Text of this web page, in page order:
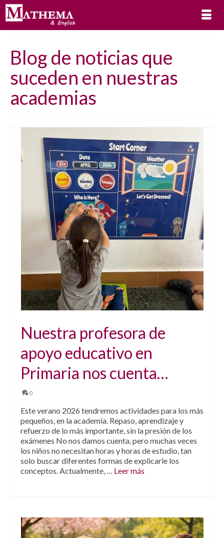
Blog de noticias que
suceden en nuestras
academias
Nuestra profesora de
apoyo educativo en
Primaria nos cuenta…
0
Este verano 2026 tendremos actividades para los más
pequeños, en la academia. Repaso, aprendizaje y
refuerzo de lo más importante, sin la presión de los
exámenes No nos damos cuenta, pero muchas veces
los niños no necesitan horas y horas de estudio, tan
solo buscar diferentes formas de explicarle los
conceptos. Actualmente, … Leer más